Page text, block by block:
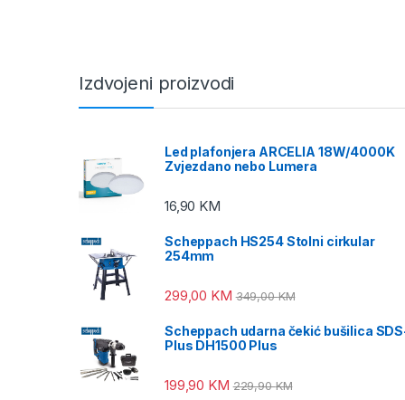
Izdvojeni proizvodi
Led plafonjera ARCELIA 18W/4000K
Zvjezdano nebo Lumera
16,90 KM
Scheppach HS254 Stolni cirkular
254mm
299,00 KM 349,00KM
Scheppach udarna čekić bušilica
Plus DH1500 Plus
199,90 KM 229,90KM